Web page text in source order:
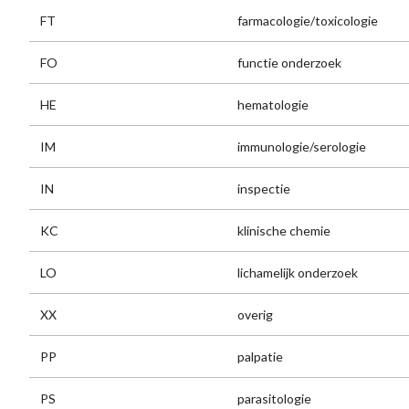
FT farmacologie/toxicologie
FO functie onderzoek
HE hematologie
IM immunologie/serologie
IN inspectie
KC klinische chemie
LO lichamelijk onderzoek
XX overig
PP palpatie
PS parasitologie